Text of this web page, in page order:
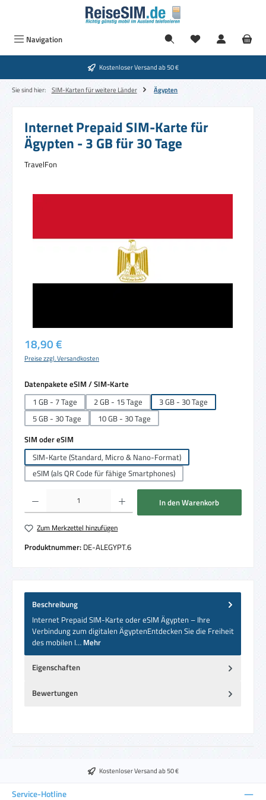
Zum Hauptinhalt springen
Navigation
Kostenloser Versand ab 50 €
Sie sind hier: SIM-Karten für weitere Länder Ägypten
Internet Prepaid SIM-Karte für
Ägypten - 3 GB für 30 Tage
TravelFon
Regulärer Preis:
18,90 €
Preise zzgl. Versandkosten
Datenpakete eSIM / SIM-Karte
1 GB - 7 Tage
2 GB - 15 Tage
3 GB - 30 Tage
5 GB - 30 Tage
10 GB - 30 Tage
SIM oder eSIM
SIM-Karte (Standard, Micro & Nano-Format)
eSIM (als QR Code für fähige Smartphones)
Produkt Anzahl: Gib den gewünschten Wert ein oder benutze die Schaltflächen um
In den Warenkorb
Zum Merkzettel hinzufügen
Produktnummer: DE-ALEGYPT.6
Beschreibung
Internet Prepaid SIM-Karte oder eSIM Ägypten – Ihre
Verbindung zum digitalen ÄgyptenEntdecken Sie die Freiheit
des mobilen I… Mehr
Eigenschaften
Bewertungen
Kostenloser Versand ab 50 €
Service-Hotline